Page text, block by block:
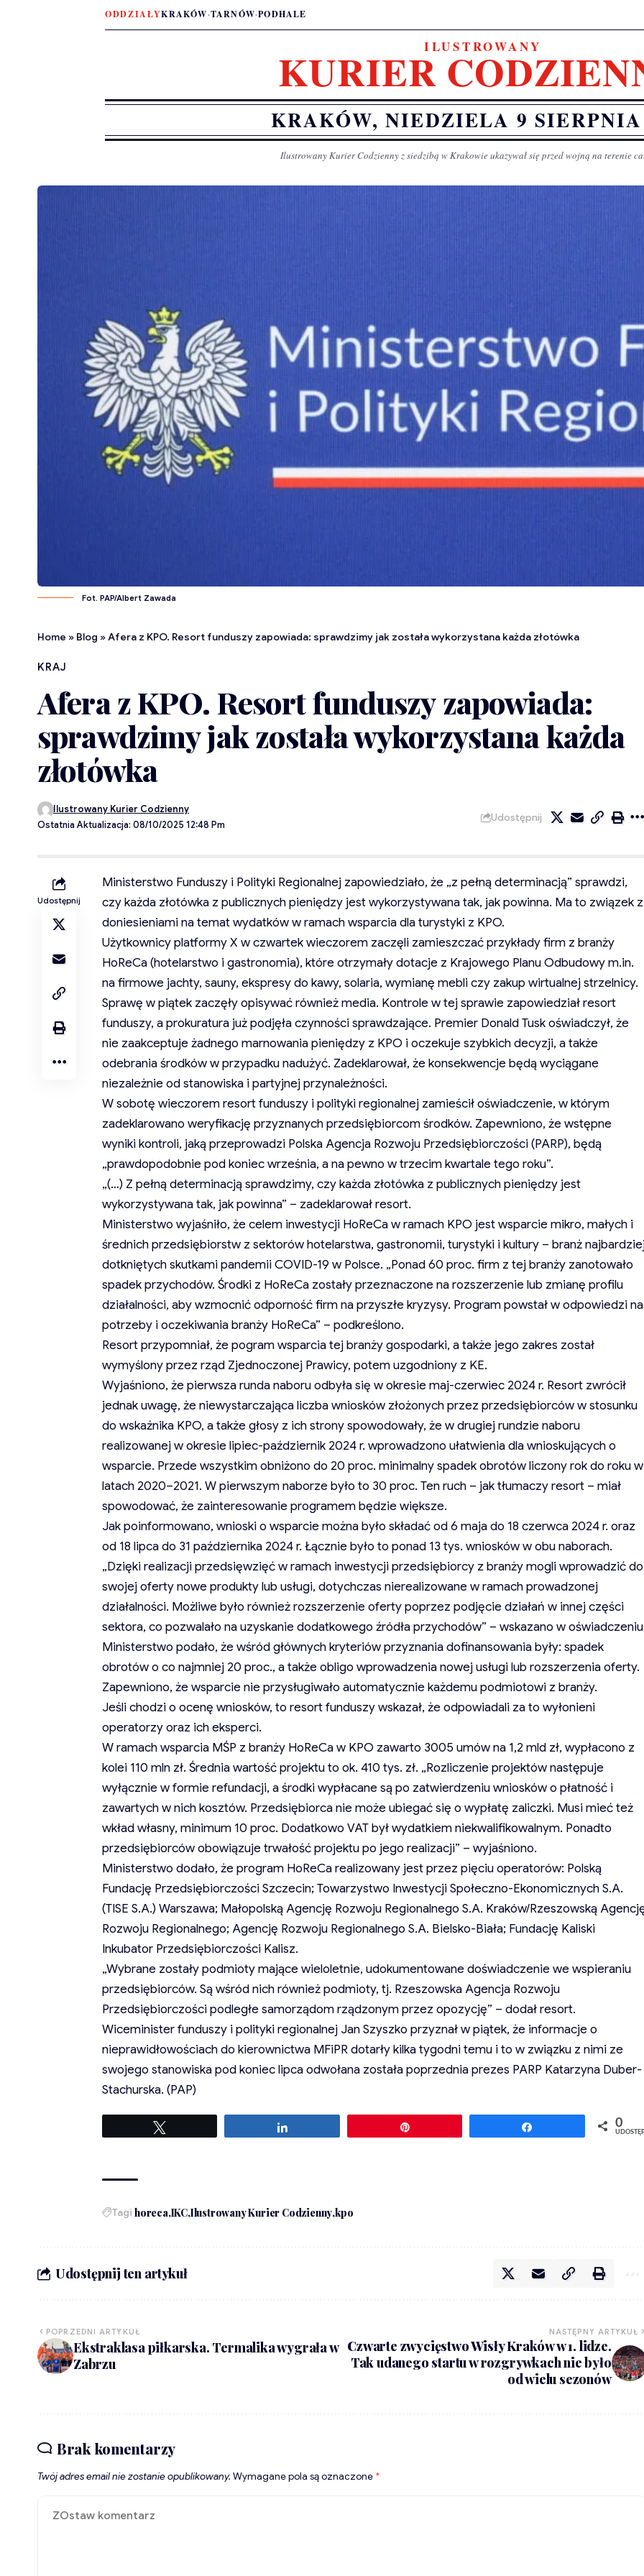
ODDZIAŁYKRAKÓW·TARNÓW·PODHALE
ILUSTROWANY
KURIER
KRAKÓW, NIEDZIELA 9
Ilustrowany Kurier Codzienny z siedzibą w Krakowie ukazywał się przed wojną na terenie
Fot. PAP/Albert Zawada
Home » Blog »Afera z KPO. Resort funduszy zapowiada: sprawdzimy jak została wykorzystana każda złotówka
KRAJ
Afera z KPO. Resort funduszy zapowiada:
sprawdzimy jak została wykorzystana każda
złotówka
Ostatnia Aktualizacja: 08/10/2025 12:48 Pm
Ilustrowany Kurier Codzienny
Udostępnij
Udostępnij
Ministerstwo Funduszy i Polityki Regionalnej zapowiedziało, że „z pełną determinacją” sprawdzi,
czy każda złotówka z publicznych pieniędzy jest wykorzystywana tak, jak powinna. Ma to związek z
doniesieniami na temat wydatków w ramach wsparcia dla turystyki z KPO.
Użytkownicy platformy X w czwartek wieczorem zaczęli zamieszczać przykłady firm z branży
HoReCa (hotelarstwo i gastronomia), które otrzymały dotacje z Krajowego Planu Odbudowy m.in.
na firmowe jachty, sauny, ekspresy do kawy, solaria, wymianę mebli czy zakup wirtualnej strzelnicy.
Sprawę w piątek zaczęły opisywać również media. Kontrole w tej sprawie zapowiedział resort
funduszy, a prokuratura już podjęła czynności sprawdzające. Premier Donald Tusk oświadczył, że
nie zaakceptuje żadnego marnowania pieniędzy z KPO i oczekuje szybkich decyzji, a także
odebrania środków w przypadku nadużyć. Zadeklarował, że konsekwencje będą wyciągane
niezależnie od stanowiska i partyjnej przynależności.
W sobotę wieczorem resort funduszy i polityki regionalnej zamieścił oświadczenie, w którym
zadeklarowano weryfikację przyznanych przedsiębiorcom środków. Zapewniono, że wstępne
wyniki kontroli, jaką przeprowadzi Polska Agencja Rozwoju Przedsiębiorczości (PARP), będą
„prawdopodobnie pod koniec września, a na pewno w trzecim kwartale tego roku”.
„(…) Z pełną determinacją sprawdzimy, czy każda złotówka z publicznych pieniędzy jest
wykorzystywana tak, jak powinna” – zadeklarował resort.
Ministerstwo wyjaśniło, że celem inwestycji HoReCa w ramach KPO jest wsparcie mikro, małych i
średnich przedsiębiorstw z sektorów hotelarstwa, gastronomii, turystyki i kultury – branż
dotkniętych skutkami pandemii COVID-19 w Polsce. „Ponad 60 proc. firm z tej branży zanotowało
spadek przychodów. Środki z HoReCa zostały przeznaczone na rozszerzenie lub zmianę profilu
działalności, aby wzmocnić odporność firm na przyszłe kryzysy. Program powstał w odpowiedzi na
potrzeby i oczekiwania branży HoReCa” – podkreślono.
Resort przypomniał, że pogram wsparcia tej branży gospodarki, a także jego zakres został
wymyślony przez rząd Zjednoczonej Prawicy, potem uzgodniony z KE.
Wyjaśniono, że pierwsza runda naboru odbyła się w okresie maj-czerwiec 2024 r. Resort zwrócił
jednak uwagę, że niewystarczająca liczba wniosków złożonych przez przedsiębiorców w stosunku
do wskaźnika KPO, a także głosy z ich strony spowodowały, że w drugiej rundzie naboru
realizowanej w okresie lipiec-październik 2024 r. wprowadzono ułatwienia dla wnioskujących o
wsparcie. Przede wszystkim obniżono do 20 proc. minimalny spadek obrotów liczony rok do roku w
latach 2020–2021. W pierwszym naborze było to 30 proc. Ten ruch – jak tłumaczy resort – miał
spowodować, że zainteresowanie programem będzie większe.
Jak poinformowano, wnioski o wsparcie można było składać od 6 maja do 18 czerwca 2024 r. oraz
od 18 lipca do 31 października 2024 r. Łącznie było to ponad 13 tys. wniosków w obu naborach.
„Dzięki realizacji przedsięwzięć w ramach inwestycji przedsiębiorcy z branży mogli wprowadzić do
swojej oferty nowe produkty lub usługi, dotychczas nierealizowane w ramach prowadzonej
działalności. Możliwe było również rozszerzenie oferty poprzez podjęcie działań w innej części
sektora, co pozwalało na uzyskanie dodatkowego źródła przychodów” – wskazano w
Ministerstwo podało, że wśród głównych kryteriów przyznania dofinansowania były: spadek
obrotów o co najmniej 20 proc., a także obligo wprowadzenia nowej usługi lub rozszerzenia oferty.
Zapewniono, że wsparcie nie przysługiwało automatycznie każdemu podmiotowi z branży.
Jeśli chodzi o ocenę wniosków, to resort funduszy wskazał, że odpowiadali za to wyłonieni
operatorzy oraz ich eksperci.
W ramach wsparcia MŚP z branży HoReCa w KPO zawarto 3005 umów na 1,2 mld zł, wypłacono z
kolei 110 mln zł. Średnia wartość projektu to ok. 410 tys. zł. „Rozliczenie projektów następuje
wyłącznie w formie refundacji, a środki wypłacane są po zatwierdzeniu wniosków o płatność i
zawartych w nich kosztów. Przedsiębiorca nie może ubiegać się o wypłatę zaliczki. Musi mieć też
wkład własny, minimum 10 proc. Dodatkowo VAT był wydatkiem niekwalifikowalnym. Ponadto
przedsiębiorców obowiązuje trwałość projektu po jego realizacji” – wyjaśniono.
Ministerstwo dodało, że program HoReCa realizowany jest przez pięciu operatorów: Polską
Fundację Przedsiębiorczości Szczecin; Towarzystwo Inwestycji Społeczno-Ekonomicznych S.A.
(TISE S.A.) Warszawa; Małopolską Agencję Rozwoju Regionalnego S.A. Kraków/Rzeszowską
Rozwoju Regionalnego; Agencję Rozwoju Regionalnego S.A. Bielsko-Biała; Fundację Kaliski
Inkubator Przedsiębiorczości Kalisz.
„Wybrane zostały podmioty mające wieloletnie, udokumentowane doświadczenie we wspieraniu
przedsiębiorców. Są wśród nich również podmioty, tj. Rzeszowska Agencja Rozwoju
Przedsiębiorczości podległe samorządom rządzonym przez opozycję” – dodał resort.
Wiceminister funduszy i polityki regionalnej Jan Szyszko przyznał w piątek, że informacje o
nieprawidłowościach do kierownictwa MFiPR dotarły kilka tygodni temu i to w związku z nimi ze
swojego stanowiska pod koniec lipca odwołana została poprzednia prezes PARP Katarzyna Duber-
Stachurska. (PAP)
0
Tagi horeca IKC Ilustrowany Kurier Codzienny kpo
Udostępnij ten artykuł
POPRZEDNI ARTYKUŁ
Ekstraklasa piłkarska. Termalika wygrała w
Zabrzu
NASTĘPNY ARTYKUŁ
Czwarte zwycięstwo Wisły Kraków w 1. lidze.
Tak udanego startu w rozgrywkach nie było
od wielu sezonów
Brak komentarzy
Twój adres email nie zostanie opublikowany. Wymagane pola są oznaczone *